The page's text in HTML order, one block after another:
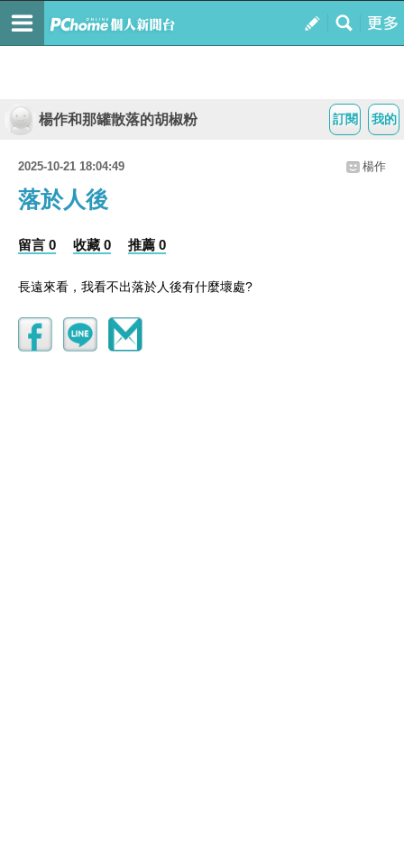
我的
訂閱
楊作和那罐散落的胡椒粉
2025-10-21 18:04:49 楊作
落於人後
留言 0 收藏 0 推薦 0
長遠來看，我看不出落於人後有什麼壞處?